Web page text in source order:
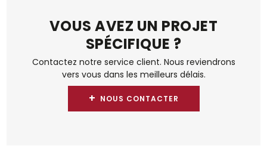
VOUS AVEZ UN PROJET
SPÉCIFIQUE ?
Contactez notre service client. Nous reviendrons
vers vous dans les meilleurs délais.
+ NOUS CONTACTER